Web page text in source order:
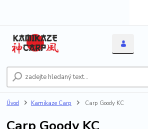
Úvod Kamikaze Carp Carp Goody KC